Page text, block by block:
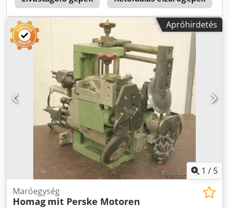
Ár: darabonként - Szám: 2x kapható -Méretek: 1600/295 /
H278 mm -Súly: 170 kg Cedpob Uhn Uofx AmgsrfApróhirdetés
1 / 5
Maróegység
Homag mit Perske Motoren